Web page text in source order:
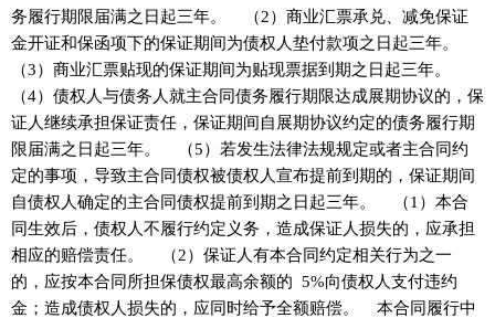
务履行期限届满之日起三年。 （2）商业汇票承兑、减免保证
金开证和保函项下的保证期间为债权人垫付款项之日起三年。
（3）商业汇票贴现的保证期间为贴现票据到期之日起三年。
（4）债权人与债务人就主合同债务履行期限达成展期协议的，保
证人继续承担保证责任，保证期间自展期协议约定的债务履行期
限届满之日起三年。 （5）若发生法律法规规定或者主合同约
定的事项，导致主合同债权被债权人宣布提前到期的，保证期间
自债权人确定的主合同债权提前到期之日起三年。 （1）本合
同生效后，债权人不履行约定义务，造成保证人损失的，应承担
相应的赔偿责任。 （2）保证人有本合同约定相关行为之一
的，应按本合同所担保债权最高余额的 5%向债权人支付违约
金；造成债权人损失的，应同时给予全额赔偿。 本合同履行中